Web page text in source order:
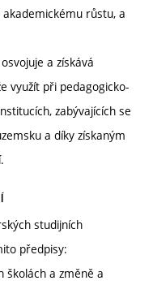
růstu, a
a získává
využít při pedagogicko-
zabývajících se
a díky získaným
studijních
předpisy:
školách a změně a